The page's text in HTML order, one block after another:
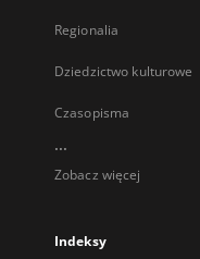
Regionalia
Dziedzictwo kulturowe
Czasopisma
...
Zobacz więcej
Indeksy